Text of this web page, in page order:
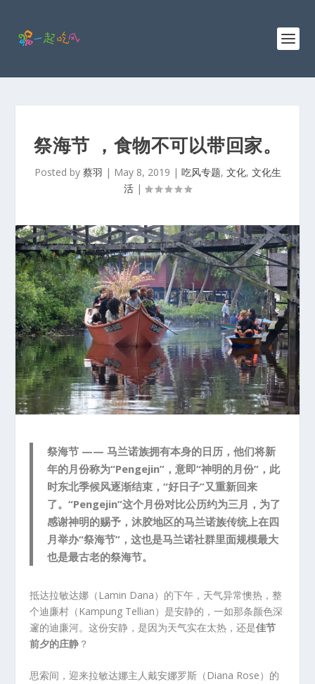
祭海节 ，食物不可以带回家。
Posted by 蔡羽 | May 8, 2019 | 吃风专题, 文化, 文化生
活 |
祭海节 —— 马兰诺族拥有本身的日历，他们将新
年的月份称为“Pengejin”，意即“神明的月份”，此
时东北季候风逐渐结束，“好日子”又重新回来
了。“Pengejin”这个月份对比公历约为三月，为了
感谢神明的赐予，沐胶地区的马兰诺族传统上在四
月举办“祭海节”，这也是马兰诺社群里面规模最大
也是最古老的祭海节。
抵达拉敏达娜（Lamin Dana）的下午，天气异常懊热，整
个迪廉村（Kampung Tellian）是安静的，一如那条颜色深
邃的迪廉河。这份安静，是因为天气实在太热，还是佳节
前夕的庄静 ？
思索间，迎来拉敏达娜主人戴安娜罗斯（Diana Rose）的